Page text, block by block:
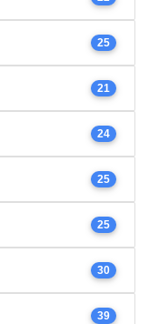
25
21
24
25
25
30
39